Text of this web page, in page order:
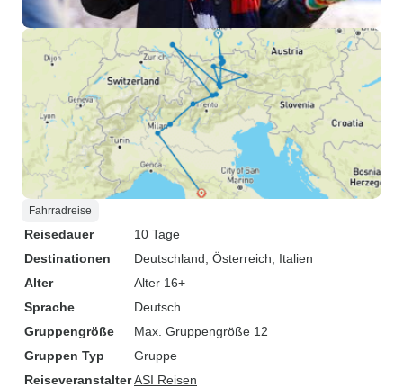
Fahrradreise
Reisedauer
10 Tage
Destinationen
Deutschland , Österreich , Italien
Alter
Alter 16+
Sprache
Deutsch
Gruppengröße
Max. Gruppengröße 12
Gruppen Typ
Gruppe
ReiseveranstalterASI Reisen